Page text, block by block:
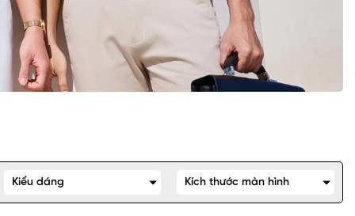
Kiểu dáng Kích thước màn hình